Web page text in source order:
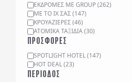
ΑΤΟΜΙΚΆ ΤΑΞΊΔΙΑ(30)
ΚΡΟΥΑΖΙΈΡΕΣ(46)
ΜΕ ΤΟ ΙΧ ΣΑΣ(147)
ΕΚΔΡΟΜΈΣ ΜΕ GROUP(262)
ΠΡΟΣΦΟΡΕΣ
HOT DEAL(23)
SPOTLIGHT HOTEL(147)
ΠΕΡΙΟΔΟΣ